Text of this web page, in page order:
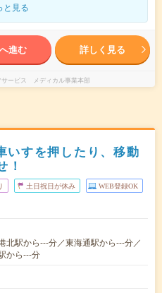
と見る
進む 詳しく見る
サービス メディカル事業本部
いすを押したり、移動
！
土日祝日が休み WEB登録OK
北駅から---分／東海通駅から---分／
から---分